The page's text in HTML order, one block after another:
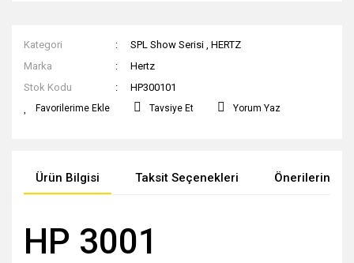
Kategori SPL Show Serisi ,HERTZ
Marka
Hertz
Stok Kodu
HP300101
Tavsiye Et Yorum Yaz
Ürün Bilgisi Taksit Seçenekleri Önerileriniz
HP 3001